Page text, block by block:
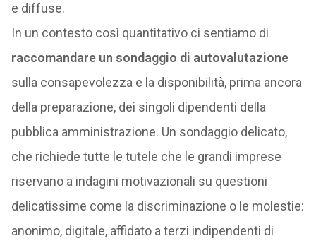
e diffuse.
In un contesto così quantitativo ci sentiamo di
raccomandare un sondaggio di autovalutazione
sulla consapevolezza e la disponibilità, prima ancora
della preparazione, dei singoli dipendenti della
pubblica amministrazione. Un sondaggio delicato,
che richiede tutte le tutele che le grandi imprese
riservano a indagini motivazionali su questioni
delicatissime come la discriminazione o le molestie:
anonimo, digitale, affidato a terzi indipendenti di